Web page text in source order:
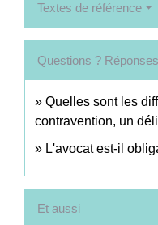
Textes de référence
Questions ?
Quelles sont les
contravention, un
L'avocat est-il
Et aussi